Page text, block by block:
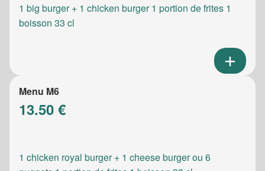
1 big burger + 1 chicken burger 1 portion de frites 1
boisson 33 cl
Menu M6
13.50 €
1 chicken royal burger + 1 cheese burger ou 6